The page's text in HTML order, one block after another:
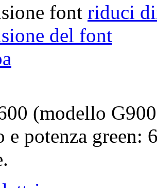
font riduci
del font
(modello
e potenza green: